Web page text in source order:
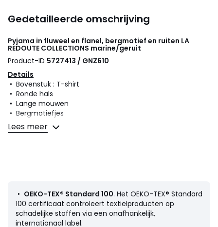
Gedetailleerde omschrijving
Pyjama in fluweel en flanel, bergmotief en ruiten LA
REDOUTE COLLECTIONS marine/geruit
Product-ID 5727413 / GNZ610
Details
• Bovenstuk : T-shirt
• Ronde hals
• Lange mouwen
• Bergmotiefjes
• Onderstuk : Broek
• Elastische tailleband met striklint in de taille
Samenstelling en onderhoud
• Voornaamste stof : 75% katoen, 25% polyester
• 2de stof : 100% katoen
• Machinewas op 30° delicaat programma
Lees meer
• OEKO-TEX® Standard 100. Het OEKO-TEX® Standard
100 certificaat controleert textielproducten op
schadelijke stoffen via een onafhankelijk,
internationaal label.